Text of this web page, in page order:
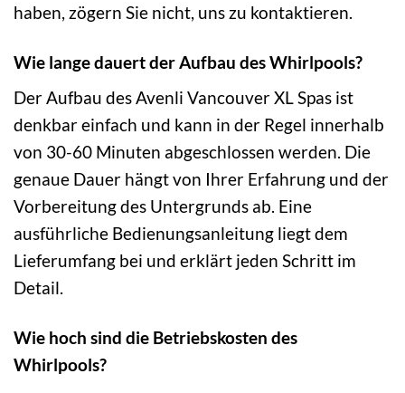
haben, zögern Sie nicht, uns zu kontaktieren.
Wie lange dauert der Aufbau des Whirlpools?
Der Aufbau des Avenli Vancouver XL Spas ist
denkbar einfach und kann in der Regel innerhalb
von 30-60 Minuten abgeschlossen werden. Die
genaue Dauer hängt von Ihrer Erfahrung und der
Vorbereitung des Untergrunds ab. Eine
ausführliche Bedienungsanleitung liegt dem
Lieferumfang bei und erklärt jeden Schritt im
Detail.
Wie hoch sind die Betriebskosten des
Whirlpools?